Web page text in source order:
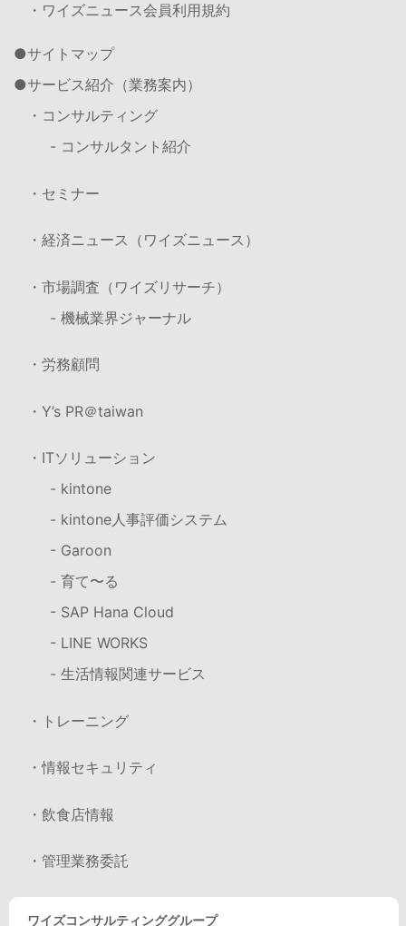
・ワイズニュース会員利用規約
サイトマップ
サービス紹介（業務案内）
・コンサルティング
- コンサルタント紹介
・セミナー
・経済ニュース（ワイズニュース）
・市場調査（ワイズリサーチ）
- 機械業界ジャーナル
・労務顧問
・Y’s PR＠taiwan
・ITソリューション
- kintone
- kintone人事評価システム
- Garoon
- 育て〜る
- SAP Hana Cloud
- LINE WORKS
- 生活情報関連サービス
・トレーニング
・情報セキュリティ
・飲食店情報
・管理業務委託
ワイズコンサルティンググループ